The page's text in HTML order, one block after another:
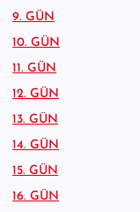
9. GÜN
10. GÜN
11. GÜN
12. GÜN
13. GÜN
14. GÜN
15. GÜN
16. GÜN